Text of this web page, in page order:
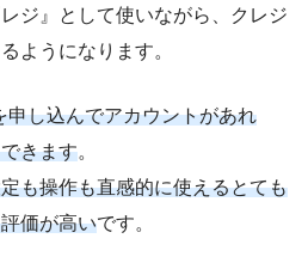
ジ』として使いながら、クレジ
ようになります。
申し込んでアカウントがあれ
きます。
も操作も直感的に使えるとても
価が高いです。